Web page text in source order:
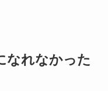
なれなかった